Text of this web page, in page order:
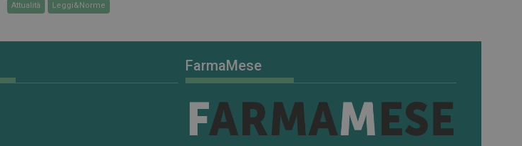
Attualità Leggi&Norme
FarmaMese